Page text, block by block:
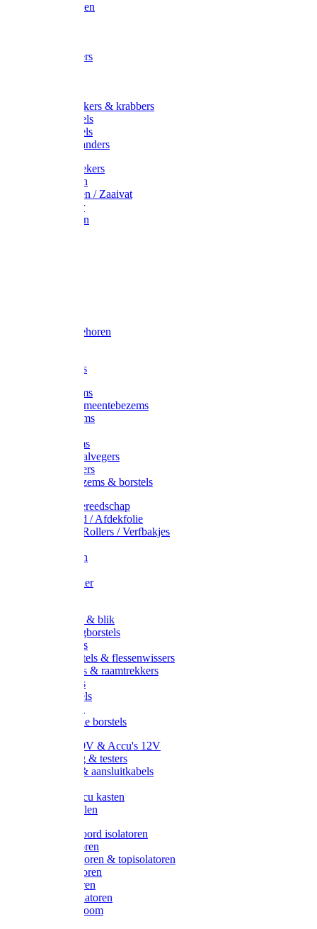
Vijgenvorken
Tuinkrabbers
Onkruidstekers & krabbers
Hartschoffels
Ruitschoffels
Onkruidbranders
Graskantstekers
Verticuteren
Strooiwagen / Zaaivat
Grasmaaier
Grasscharen
Slede toebehoren
Composters
Straatbezems
Stads- / Gemeentebezems
Terrasbezems
Gootbezems
Kamer-/Zaalvegers
Vloertrekkers
Onkruidbezems & borstels
Schildersgereedschap
Afplakband / Afdekfolie
Kwasten / Rollers / Verfbakjes
Afdekfoliën
Schuurpapier
Handveger & blik
Voetenveegborstels
Handvegers
Afwasborstels & flessenwissers
Wasborstels & raamtrekkers
Tonborstels
Werkborstels
Hygienische borstels
Batterijen 9V & Accu's 12V
Beveiliging & testers
Kabelsets & aansluitkabels
Metalen accu kasten
Zonnepanelen
Draad & koord isolatoren
Ringisolatoren
Extra isolatoren & topisolatoren
Hoekisolatoren
Lintisolatoren
Afstandisolatoren
Isolatorenboom